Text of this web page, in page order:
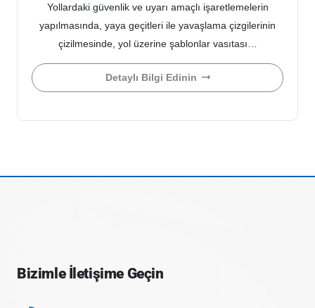
Yollardaki güvenlik ve uyarı amaçlı işaretlemelerin
yapılmasında, yaya geçitleri ile yavaşlama çizgilerinin
çizilmesinde, yol üzerine şablonlar vasıtası…
Detaylı Bilgi Edinin
Bizimle İletişime Geçin